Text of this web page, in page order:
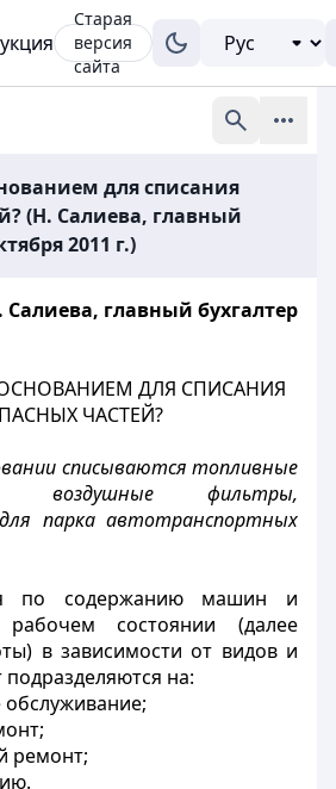
Старая
версия
сайта
для списания
(Н. Салиева, главный
2011 г.)
Салиева, главный бухгалтер
ДЛЯ СПИСАНИЯ
ЧАСТЕЙ?
списываются топливные
воздушные фильтры,
парка автотранспортных
по содержанию машин и
состоянии (далее
в зависимости от видов и
на:
обслуживание;
ремонт;